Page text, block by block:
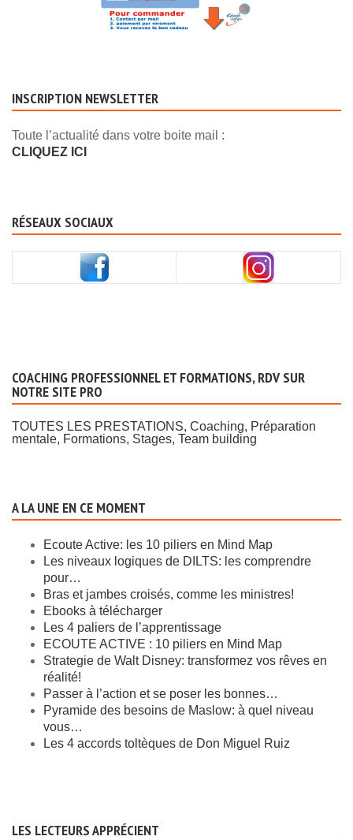
INSCRIPTION NEWSLETTER
Toute l’actualité dans votre boite mail :
CLIQUEZ ICI
RÉSEAUX SOCIAUX
COACHING PROFESSIONNEL ET FORMATIONS, RDV SUR
NOTRE SITE PRO
TOUTES LES PRESTATIONS, Coaching, Préparation
mentale, Formations, Stages, Team building
A LA UNE EN CE MOMENT
Ecoute Active: les 10 piliers en Mind Map
Les niveaux logiques de DILTS: les comprendre
pour…
Bras et jambes croisés, comme les ministres!
Ebooks à télécharger
Les 4 paliers de l’apprentissage
ECOUTE ACTIVE : 10 piliers en Mind Map
Strategie de Walt Disney: transformez vos rêves en
réalité!
Passer à l’action et se poser les bonnes…
Pyramide des besoins de Maslow: à quel niveau
vous…
Les 4 accords toltèques de Don Miguel Ruiz
LES LECTEURS APPRÉCIENT